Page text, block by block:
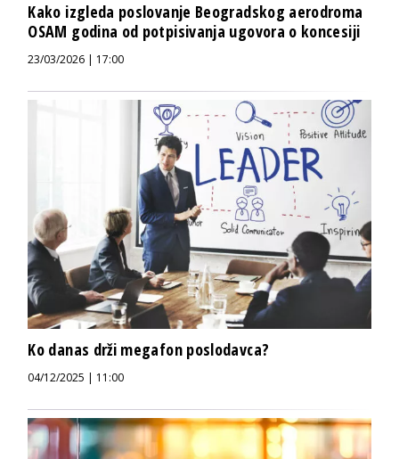
Kako izgleda poslovanje Beogradskog aerodroma
OSAM godina od potpisivanja ugovora o koncesiji
23/03/2026 | 17:00
Ko danas drži megafon poslodavca?
04/12/2025 | 11:00